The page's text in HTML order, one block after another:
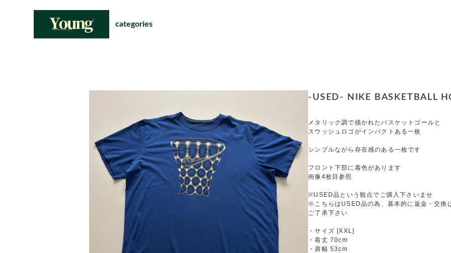
categories
-USED- NIKE BASKETBALL
メタリック調で描かれたバスケットゴールと
スウッシュロゴがインパクトある一枚
シンプルながら存在感のある一枚です
フロント下部に着色があります
画像4枚目参照
※USED品という観点でご購入下さいませ
※こちらはUSED品の為、基本的に返金・交換
ご了承下さい
・サイズ [XXL]
・着丈 70cm
・肩幅 53cm